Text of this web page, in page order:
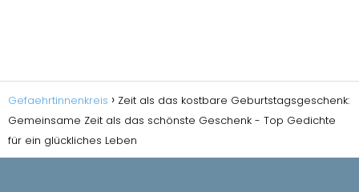
Gefaehrtinnenkreis
Zeit als das kostbare Geburtstagsgeschenk:
Gemeinsame Zeit als das schönste Geschenk - Top Gedichte
für ein glückliches Leben